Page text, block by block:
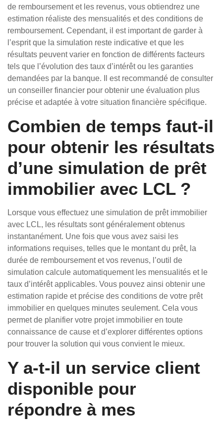
de remboursement et les revenus, vous obtiendrez une
estimation réaliste des mensualités et des conditions de
remboursement. Cependant, il est important de garder à
l’esprit que la simulation reste indicative et que les
résultats peuvent varier en fonction de différents facteurs
tels que l’évolution des taux d’intérêt ou les garanties
demandées par la banque. Il est recommandé de consulter
un conseiller financier pour obtenir une évaluation plus
précise et adaptée à votre situation financière spécifique.
Combien de temps faut-il
pour obtenir les résultats
d’une simulation de prêt
immobilier avec LCL ?
Lorsque vous effectuez une simulation de prêt immobilier
avec LCL, les résultats sont généralement obtenus
instantanément. Une fois que vous avez saisi les
informations requises, telles que le montant du prêt, la
durée de remboursement et vos revenus, l’outil de
simulation calcule automatiquement les mensualités et le
taux d’intérêt applicables. Vous pouvez ainsi obtenir une
estimation rapide et précise des conditions de votre prêt
immobilier en quelques minutes seulement. Cela vous
permet de planifier votre projet immobilier en toute
connaissance de cause et d’explorer différentes options
pour trouver la solution qui vous convient le mieux.
Y a-t-il un service client
disponible pour
répondre à mes